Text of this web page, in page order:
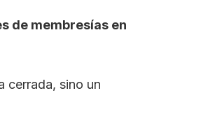
de membresías en
cerrada, sino un